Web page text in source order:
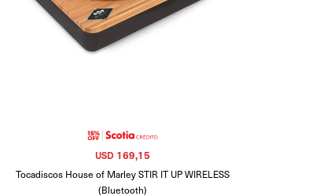
Tocadiscos House of Marley STIR IT UP WIRELESS
(Bluetooth)
USD 169,15